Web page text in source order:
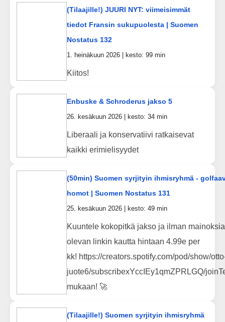
(Tilaajille!) JUURI NYT: viimeisimmät
tiedot Fransin sukupuolesta | Suomen
Nostatus 132
1. heinäkuun 2026 | kesto: 99 min
Kiitos!
Enbuske & Schroderus jakso 5
26. kesäkuun 2026 | kesto: 34 min
Liberaali ja konservatiivi ratkaisevat
kaikki erimielisyydet
(50min) Suomen syrjityin ihmisryhmä -
homot | Suomen Nostatus 131
25. kesäkuun 2026 | kesto: 49 min
Kuuntele kokopitkä jakso ja ilman
olevan linkin kautta hintaan 4.99e per
kk! https://creators.spotify.com/pod/show/
juote6/subscribexYccIEy1qmZPRLGQ/
mukaan! 🚀
(Tilaajille!) Suomen syrjityin ihmisryhmä